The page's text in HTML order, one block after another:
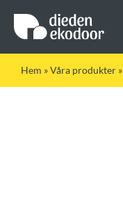
innehållet
Hem »Våra produkter »